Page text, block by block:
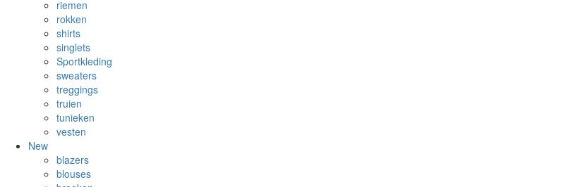
riemen
rokken
shirts
singlets
Sportkleding
sweaters
treggings
truien
tunieken
vesten
New
blazers
blouses